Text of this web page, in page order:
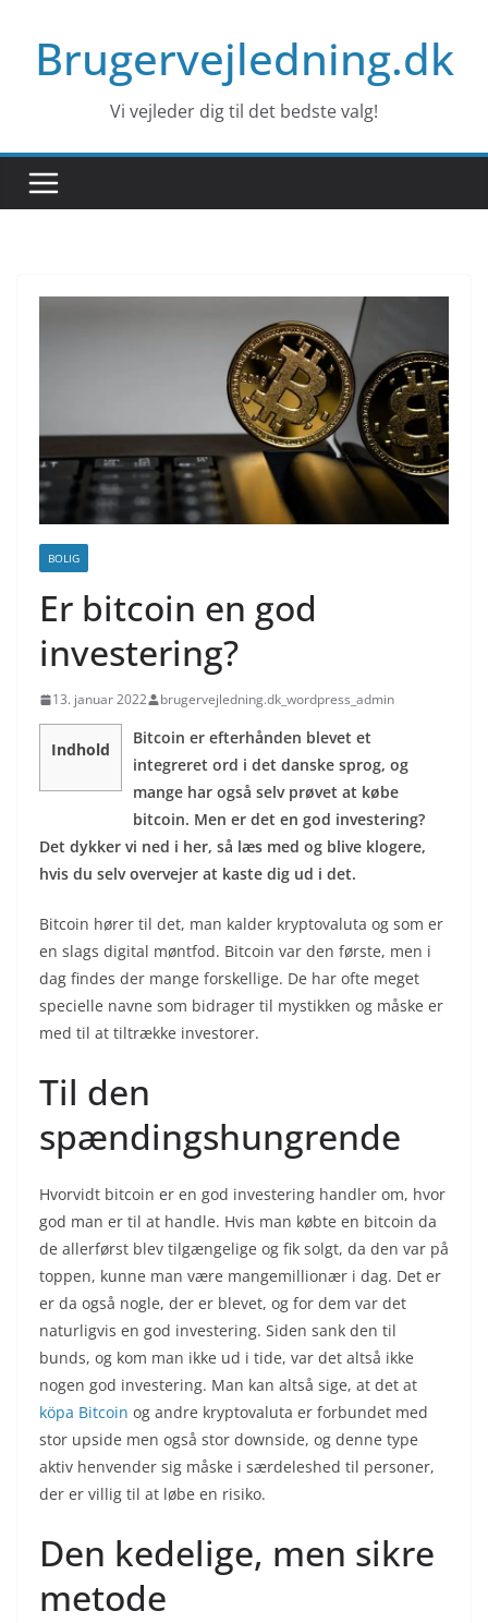
contentBrugervejledning.dk
Vi vejleder dig til det bedste valg!
BOLIG
Er bitcoin en god
investering?
13. januar 2022 brugervejledning.dk_wordpress_admin
Indhold
Bitcoin er efterhånden blevet et
integreret ord i det danske sprog, og
mange har også selv prøvet at købe
bitcoin. Men er det en god investering?
Det dykker vi ned i her, så læs med og blive klogere,
hvis du selv overvejer at kaste dig ud i det.
Bitcoin hører til det, man kalder kryptovaluta og som er
en slags digital møntfod. Bitcoin var den første, men i
dag findes der mange forskellige. De har ofte meget
specielle navne som bidrager til mystikken og måske er
med til at tiltrække investorer.
Til den
spændingshungrende
Hvorvidt bitcoin er en god investering handler om, hvor
god man er til at handle. Hvis man købte en bitcoin da
de allerførst blev tilgængelige og fik solgt, da den var på
toppen, kunne man være mangemillionær i dag. Det er
er da også nogle, der er blevet, og for dem var det
naturligvis en god investering. Siden sank den til
bunds, og kom man ikke ud i tide, var det altså ikke
nogen god investering. Man kan altså sige, at det at
köpa Bitcoin og andre kryptovaluta er forbundet med
stor upside men også stor downside, og denne type
aktiv henvender sig måske i særdeleshed til personer,
der er villig til at løbe en risiko.
Den kedelige, men sikre
metode